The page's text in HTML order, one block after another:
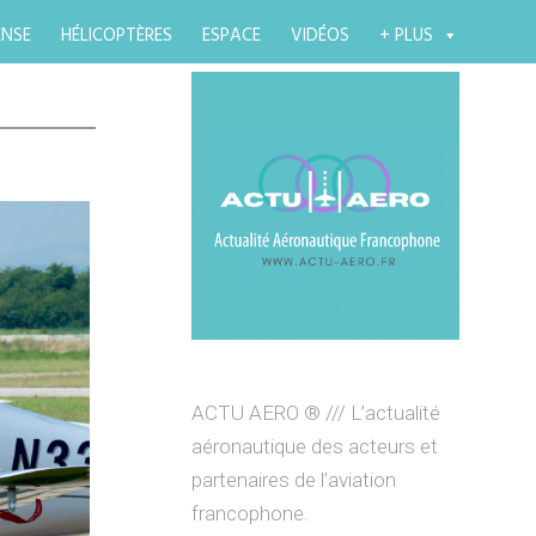
HÉLICOPTÈRES ESPACE VIDÉOS + PLUS
ACTU AERO ® /// L’actualité
aéronautique des acteurs et
partenaires de l’aviation
francophone.